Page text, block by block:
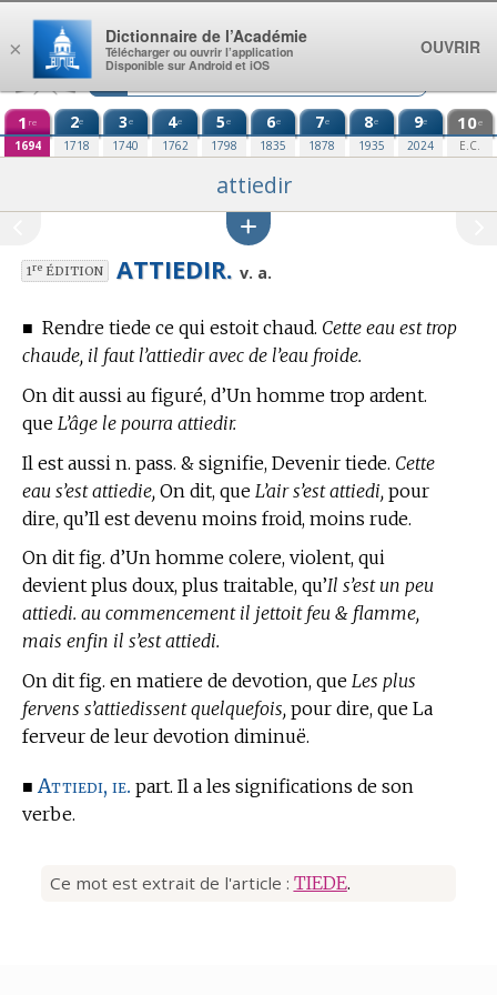
Aller au contenu
1 re
1694
2e
1718
3e
1740
4e
1762
5e
1798
6e
1835
7e
1878
8e
1935
9e
2024
10e
E.C.
attiedir
1reÉDITION ATTIEDIR. v. a.
■ Rendre tiede ce qui estoit chaud. Cette eau est trop
chaude, il faut l’attiedir avec de l’eau froide.
On dit aussi au figuré, d’Un homme trop ardent.
que L’âge le pourra attiedir.
Il est aussi n. pass. & signifie, Devenir tiede. Cette
eau s’est attiedie, On dit, que L’air s’est attiedi, pour
dire, qu’Il est devenu moins froid, moins rude.
On dit fig. d’Un homme colere, violent, qui
devient plus doux, plus traitable, qu’Il s’est un peu
attiedi. au commencement il jettoit feu & flamme,
mais enfin il s’est attiedi.
On dit fig. en matiere de devotion, que Les plus
fervens s’attiedissent quelquefois, pour dire, que La
ferveur de leur devotion diminuë.
■ Attiedi, ie. part. Il a les significations de son
verbe.
Ce mot est extrait de l'article : TIEDE.
×
Dictionnaire de l’Académie
Télécharger ou ouvrir l’application
Disponible sur Android et iOS
OUVRIR